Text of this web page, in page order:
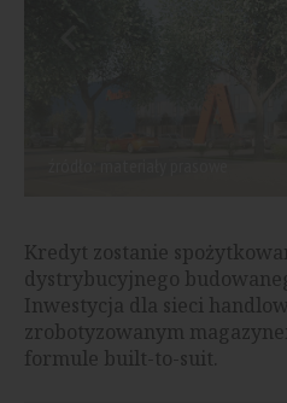
Kredyt zostanie
dystrybucyjnego
Inwestycja dla sieci
zrobotyzowanym
formule built-to-suit.